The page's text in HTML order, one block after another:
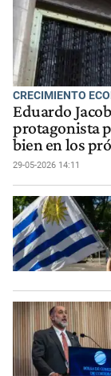
CRECIMIENTO
Eduardo
protagonista
bien en los
29-05-2026 14:11